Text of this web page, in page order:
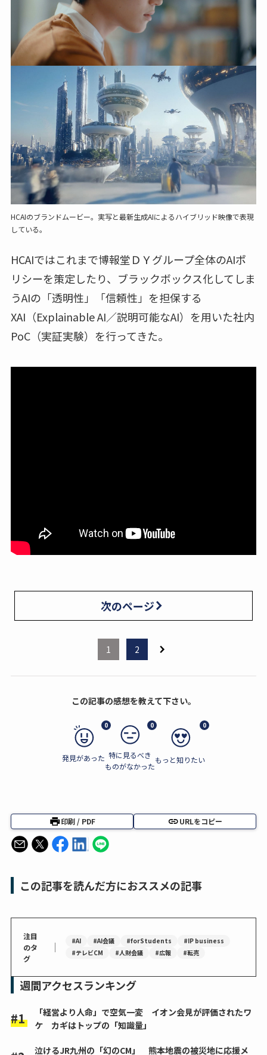
HCAIのブランドムービー。実写と最新生成AIによるハイブリッド映像で表現
している。
HCAIではこれまで博報堂ＤＹグループ全体のAIポ
リシーを策定したり、ブラックボックス化してしま
うAIの「透明性」「信頼性」を担保する
XAI（Explainable AI／説明可能なAI）を用いた社内
PoC（実証実験）を行ってきた。
次のページ
1 2
この記事の感想を教えて下さい。
0
発見があった
0
特に見るべき
ものがなかった
0
もっと知りたい
印刷 / PDF URLをコピー
この記事を読んだ方におススメの記事
注目
のタ
グ
｜ #AI #AI会議 #forStudents
#IP business
#テレビCM
#人財会議 #広報 #転売
週間アクセスランキング
「経営より人命」で空気一変 イオン会見が評価されたワ
ケ カギはトップの「知識量」
泣けるJR九州の「幻のCM」 熊本地震の被災地に応援メ